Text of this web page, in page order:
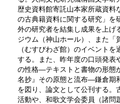
歴史資料館寄託山本家所蔵資料
の古典籍資料に関する研究」を
外の研究者を結集し成果を上げ
ジウム（神山ホール）、また「
（むすびわざ館）のイベント
する。また、昨年度の口頭発表
の性格―テキストと書物の形態
名抄』その原態と流布―鎌倉期
を図り、論文として公刊する。
活動や、和歌文学会委員（諸問